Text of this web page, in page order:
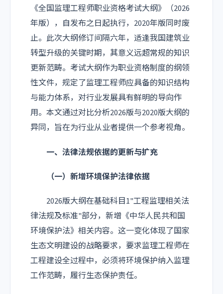
《全国监理工程师职业资格考试大纲》（2026
年版），自发布之日起执行，2020年版同时废
止。此次大纲修订间隔六年，适逢我国建筑业
转型升级的关键时期，其意义远超常规的知识
更新范畴。考试大纲作为职业资格制度的纲领
性文件，规定了监理工程师应具备的知识结构
与能力体系，对行业发展具有鲜明的导向作
用。本文通过对比分析2026版与2020版大纲的
异同，旨在为行业从业者提供一个参考视角。
一、法律法规依据的更新与扩充
（一）新增环境保护法律依据
2026版大纲在基础科目1"工程监理相关法
律法规及标准"部分，新增《中华人民共和国
环境保护法》相关内容。这一变化体现了国家
生态文明建设的战略要求，要求监理工程师在
工程建设全过程中，必须将环境保护纳入监理
工作范畴，履行生态保护责任。